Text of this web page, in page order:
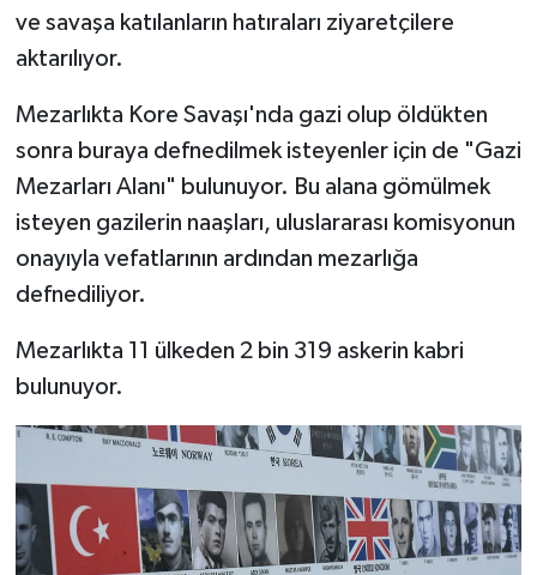
ve savaşa katılanların hatıraları ziyaretçilere
aktarılıyor.
Mezarlıkta Kore Savaşı'nda gazi olup öldükten
sonra buraya defnedilmek isteyenler için de "Gazi
Mezarları Alanı" bulunuyor. Bu alana gömülmek
isteyen gazilerin naaşları, uluslararası komisyonun
onayıyla vefatlarının ardından mezarlığa
defnediliyor.
Mezarlıkta 11 ülkeden 2 bin 319 askerin kabri
bulunuyor.
Karabük Müftülüğü
Karaman Müftülüğü
Kastamonu Müftülüğü
Kayseri Müftülüğü
Kırıkkale Müftülüğü
Kırklareli Müftülüğü
Kırşehir Müftülüğü
Kocaeli Müftülüğü